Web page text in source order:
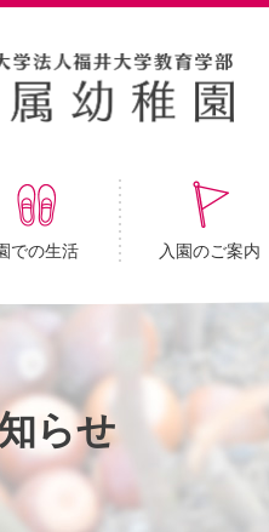
での生活 入園のご案内
らせ